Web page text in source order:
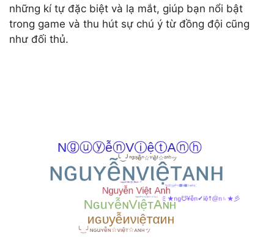
những kí tự đặc biệt và lạ mắt, giúp bạn nổi bật
trong game và thu hút sự chú ý từ đồng đội cũng
như đối thủ.